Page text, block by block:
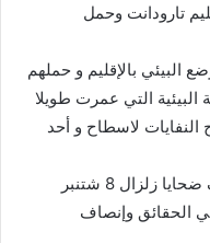
تارودانت وحمل
البيئي بالإقليم و حملهم
التي عمرت طويلا
النفايات لاسطاح و أحد
– ندد بالارتجالية التي رافقت تدبير ملف ضحايا زلزال 8 شتنبر
الحقائق وإنصاف